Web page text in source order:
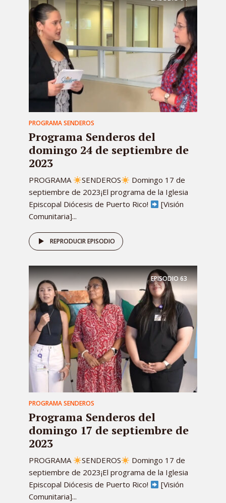
PROGRAMA SENDEROS
Programa Senderos del
domingo 24 de septiembre de
2023
PROGRAMA SENDEROS
Domingo 17 de
septiembre de 2023¡El programa de la Iglesia
Episcopal Diócesis de Puerto Rico!
[Visión
Comunitaria]...
REPRODUCIR EPISODIO
EPISODIO63
PROGRAMA SENDEROS
Programa Senderos del
domingo 17 de septiembre de
2023
PROGRAMA SENDEROS
Domingo 17 de
septiembre de 2023¡El programa de la Iglesia
Episcopal Diócesis de Puerto Rico!
[Visión
Comunitaria]...